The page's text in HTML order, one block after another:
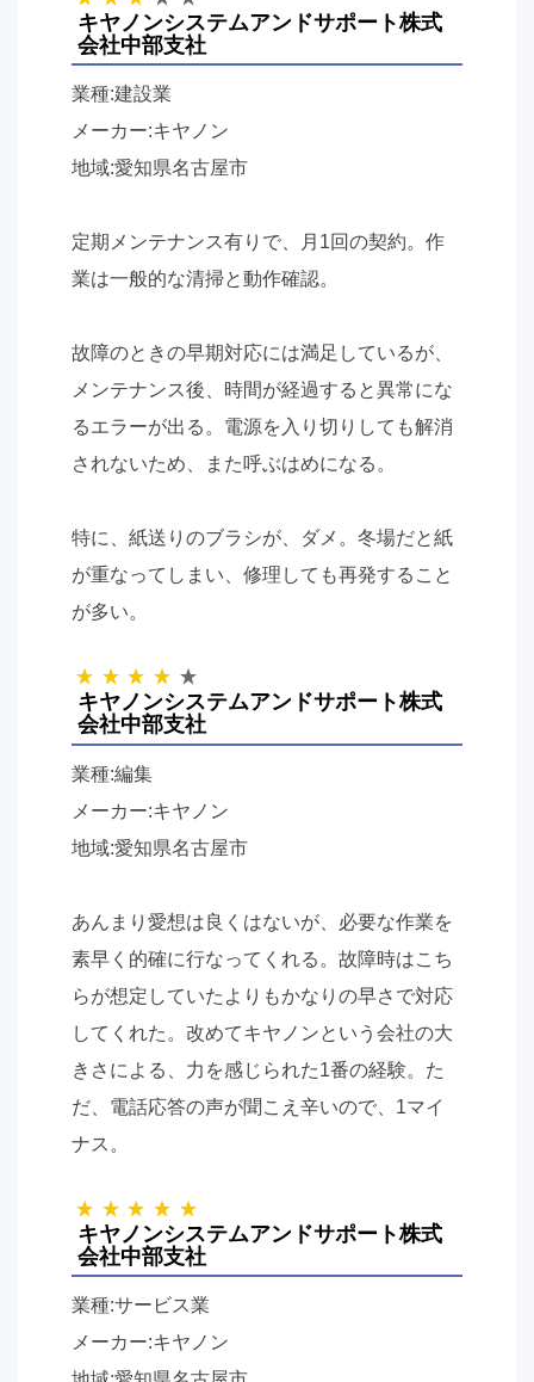
キヤノンシステムアンドサポート株式
会社中部支社
業種:建設業
メーカー:キヤノン
地域:愛知県名古屋市
定期メンテナンス有りで、月 1回の契約。作
業は一般的な清掃と動作確認。
故障のときの早期対応には満足しているが、
メンテナンス後、時間が経過すると異常にな
るエラーが出る。電源を入り切りしても解消
されないため、また呼ぶはめになる。
特に、紙送りのブラシが、ダメ。冬場だと紙
が重なってしまい、修理しても再発すること
が多い。
キヤノンシステムアンドサポート株式
会社中部支社
業種:編集
メーカー:キヤノン
地域:愛知県名古屋市
あんまり愛想は良くはないが、必要な作業を
素早く的確に行なってくれる。故障時はこち
らが想定していたよりもかなりの早さで対応
してくれた。改めてキヤノンという会社の大
きさによる、力を感じられた1番の経験。た
だ、電話応答の声が聞こえ辛いので、 1マイ
ナス。
キヤノンシステムアンドサポート株式
会社中部支社
業種:サービス業
メーカー:キヤノン